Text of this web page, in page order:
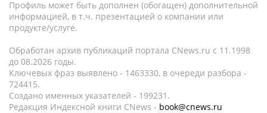
Профиль может быть дополнен (обогащен) дополнительной
информацией, в т.ч. презентацией о компании или
продукте/услуге.
Обработан архив публикаций портала CNews.ru c 11.1998
до 08.2026 годы.
Ключевых фраз выявлено - 1463330, в очереди разбора -
724415.
Создано именных указателей - 199231.
Редакция Индексной книги CNews - book@cnews.ru